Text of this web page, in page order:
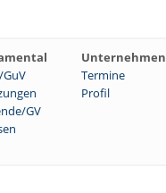
Unternehmen
GuV Termine
Profil
GV